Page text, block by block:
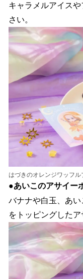
キャラメルアイス
さい。
はづきのオレンジワッフル
●あいこのアサイ
バナナや白玉、あ
をトッピングしたア